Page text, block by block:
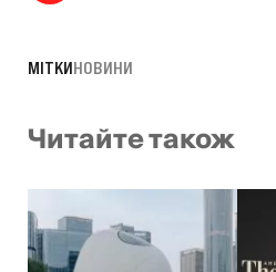
МІТКИНОВИНИ
Читайте також